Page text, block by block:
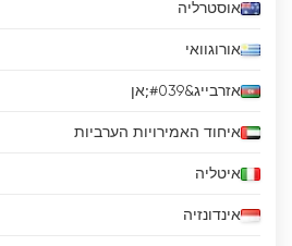
אוסטרליה
אורוגוואי
אזרבייג&#039;אן
איחוד האמירויות הערביות
איטליה
אינדונזיה